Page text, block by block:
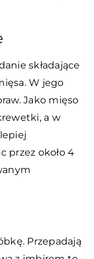
składające
W jego
Jako mięso
a w
przez około 4
Przepadają